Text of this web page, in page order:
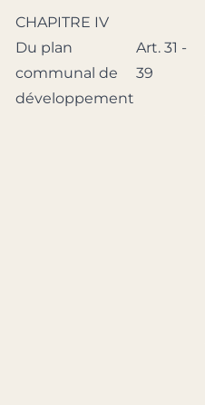
CHAPITRE IV
Du plan
communal de
développement
Art. 31 -
39